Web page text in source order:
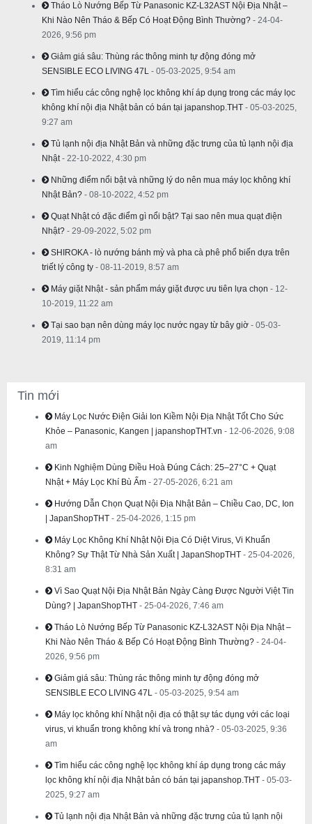
Tháo Lò Nướng Bếp Từ Panasonic KZ-L32AST Nội Địa Nhật –
Khi Nào Nên Tháo & Bếp Có Hoạt Động Bình Thường? - 24-04-
2026, 9:56 pm
Giảm giá sâu: Thùng rác thông minh tự động đóng mở
SENSIBLE ECO LIVING 47L - 05-03-2025, 9:54 am
Tìm hiểu các công nghệ lọc không khí áp dụng trong các máy lọc
không khí nội địa Nhật bản có bán tại japanshop.THT - 05-03-2025,
9:27 am
Tủ lạnh nội địa Nhật Bản và những đặc trưng của tủ lạnh nội địa
Nhật - 22-10-2022, 4:30 pm
Những điểm nổi bật và những lý do nên mua máy lọc không khí
Nhật Bản? - 08-10-2022, 4:52 pm
Quạt Nhật có đặc điểm gì nổi bật? Tại sao nên mua quạt điện
Nhật? - 29-09-2022, 5:02 pm
SHIROKA - lò nướng bánh mỳ và pha cà phê phổ biến dựa trên
triết lý công ty - 08-11-2019, 8:57 am
Máy giặt Nhật - sản phẩm máy giặt được ưu tiên lựa chọn - 12-
10-2019, 11:22 am
Tại sao bạn nên dùng máy lọc nước ngay từ bây giờ - 05-03-
2019, 11:14 pm
Tin mới
Máy Lọc Nước Điện Giải Ion Kiềm Nội Địa Nhật Tốt Cho Sức
Khỏe – Panasonic, Kangen | japanshopTHT.vn - 12-06-2026, 9:08
am
Kinh Nghiệm Dùng Điều Hoà Đúng Cách: 25–27°C + Quạt
Nhật + Máy Lọc Khí Bù Ẩm - 27-05-2026, 6:21 am
Hướng Dẫn Chọn Quạt Nội Địa Nhật Bản – Chiều Cao, DC, Ion
| JapanShopTHT - 25-04-2026, 1:15 pm
Máy Lọc Không Khí Nhật Nội Địa Có Diệt Virus, Vi Khuẩn
Không? Sự Thật Từ Nhà Sản Xuất | JapanShopTHT - 25-04-2026,
8:31 am
Vì Sao Quạt Nội Địa Nhật Bản Ngày Càng Được Người Việt Tin
Dùng? | JapanShopTHT - 25-04-2026, 7:46 am
Tháo Lò Nướng Bếp Từ Panasonic KZ-L32AST Nội Địa Nhật –
Khi Nào Nên Tháo & Bếp Có Hoạt Động Bình Thường? - 24-04-
2026, 9:56 pm
Giảm giá sâu: Thùng rác thông minh tự động đóng mở
SENSIBLE ECO LIVING 47L - 05-03-2025, 9:54 am
Máy lọc không khí Nhật nội địa có thật sự tác dụng với các loại
virus, vi khuẩn trong không khí và trong nhà? - 05-03-2025, 9:36
am
Tìm hiểu các công nghệ lọc không khí áp dụng trong các máy
lọc không khí nội địa Nhật bản có bán tại japanshop.THT - 05-03-
2025, 9:27 am
Tủ lạnh nội địa Nhật Bản và những đặc trưng của tủ lạnh nội